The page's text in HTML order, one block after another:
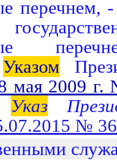
перечнем,
Указом
мая 2009
Указ
№